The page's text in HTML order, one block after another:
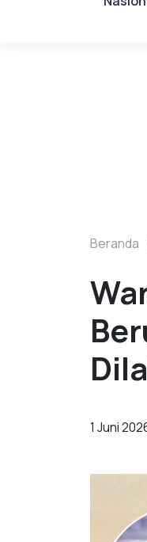
Beranda
1 Juni